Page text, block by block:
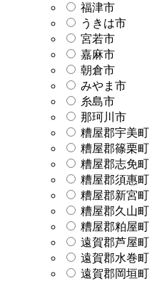
福津市
うきは市
宮若市
嘉麻市
朝倉市
みやま市
糸島市
那珂川市
糟屋郡宇美町
糟屋郡篠栗町
糟屋郡志免町
糟屋郡須惠町
糟屋郡新宮町
糟屋郡久山町
糟屋郡粕屋町
遠賀郡芦屋町
遠賀郡水巻町
遠賀郡岡垣町